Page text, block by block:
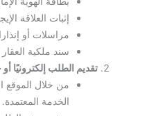
إثبات العلاقة
مراسلات أو
سند ملكية
تقديم الطلب إلكترونيًا
من خلال الموقع
الخدمة المعتمدة.